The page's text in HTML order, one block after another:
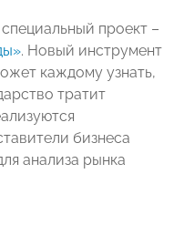
проект –
. Новый инструмент
каждому узнать,
тратит
бизнеса
анализа рынка